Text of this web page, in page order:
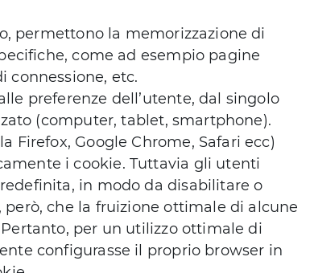
permettono la memorizzazione di
come ad esempio pagine
connessione, etc.
preferenze dell’utente, dal singolo
(computer, tablet, smartphone).
Firefox, Google Chrome, Safari ecc)
i cookie. Tuttavia gli utenti
in modo da disabilitare o
che la fruizione ottimale di alcune
per un utilizzo ottimale di
configurasse il proprio browser in